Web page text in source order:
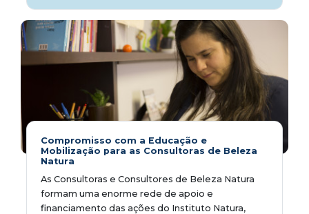
Compromisso com a Educação e
Mobilização para as Consultoras de Beleza
Natura
As Consultoras e Consultores de Beleza Natura
formam uma enorme rede de apoio e
financiamento das ações do Instituto Natura,